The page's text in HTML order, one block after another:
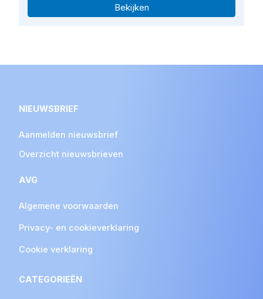
Bekijken
NIEUWSBRIEF
Aanmelden nieuwsbrief
Overzicht nieuwsbrieven
AVG
Algemene voorwaarden
Privacy- en cookieverklaring
Cookie verklaring
CATEGORIEËN